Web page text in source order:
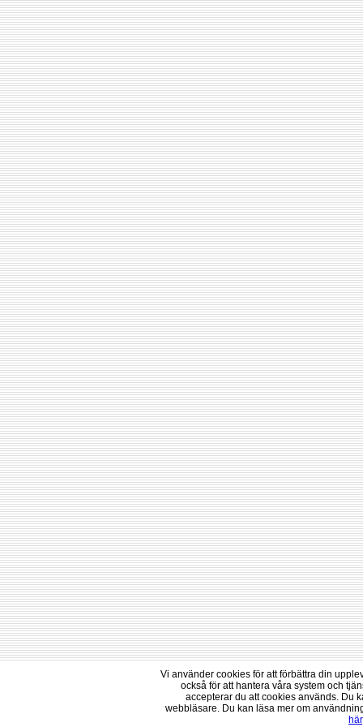
Vi använder cookies för att förbättra din
också för att hantera våra system och
accepterar du att cookies används. Du
webbläsare. Du kan läsa mer om
här